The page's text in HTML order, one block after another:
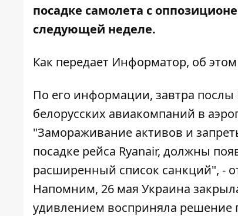
посадке самолета с
следующей неделе.
Как передает Информатор, об
По его информации, завтра послы
белорусских авиакомпаний в
"Замораживание активов и
посадке рейса Ryanair, должны
расширенный список санкций", -
Напомним, 26 мая Украина
удивлением восприняла решение